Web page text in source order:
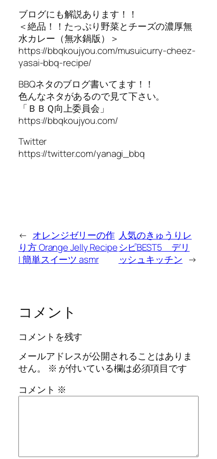
ブログにも解説あります！！
＜絶品！！たっぷり野菜とチーズの濃厚無
水カレー（無水鍋版）＞
https://bbqkoujyou.com/musuicurry-cheez-
yasai-bbq-recipe/
BBQネタのブログ書いてます！！
色んなネタがあるので見て下さい。
「ＢＢＱ向上委員会」
https://bbqkoujyou.com/
Twitter
https://twitter.com/yanagi_bbq
← オレンジゼリーの作
り方 Orange Jelly Recipe
| 簡単スイーツ asmr
人気のきゅうりレ
シピBEST5 デリ
ッシュキッチン →
コメント
コメントを残す
メールアドレスが公開されることはありま
せん。
※ が付いている欄は必須項目です
コメント ※